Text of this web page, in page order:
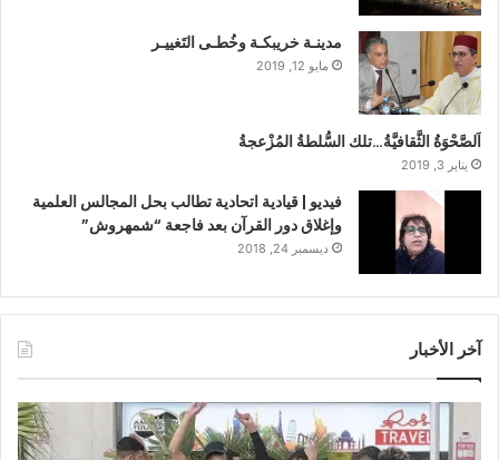
مدينـة خريبكـة وخُطـى التَغييـر
مايو 12, 2019
اَلصَّحْوَةُ الثَّقافيَّةُ…تلك السُّلطةُ المُزْعجةُ
يناير 3, 2019
فيديو | قيادية اتحادية تطالب بحل المجالس العلمية
وإغلاق دور القرآن بعد فاجعة “شمهروش”
ديسمبر 24, 2018
آخر الأخبار